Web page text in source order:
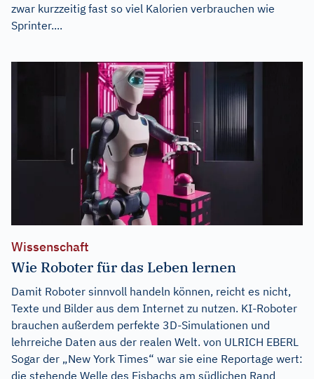
zwar kurzzeitig fast so viel Kalorien verbrauchen wie
Sprinter....
Wissenschaft
Wie Roboter für das Leben lernen
Damit Roboter sinnvoll handeln können, reicht es nicht,
Texte und Bilder aus dem Internet zu nutzen. KI-Roboter
brauchen außerdem perfekte 3D-Simulationen und
lehrreiche Daten aus der realen Welt. von ULRICH EBERL
Sogar der „New York Times“ war sie eine Reportage wert:
die stehende Welle des Eisbachs am südlichen Rand